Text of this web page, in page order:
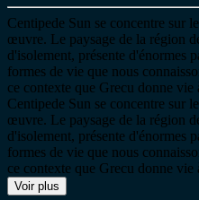
Centipede Sun se concentre sur
œuvre. Le paysage de la région
d'isolement, présente d'énormes
formes de vie que nous
ce contexte que Grecu donne vie
Centipede Sun se concentre sur
œuvre. Le paysage de la région
d'isolement, présente d'énormes
formes de vie que nous
ce contexte que Grecu donne vie
Voir plus